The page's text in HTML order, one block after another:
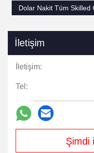
Dolar Nakit Tüm Skilled
İletişim
İletişim:
Tel:
Şimdi